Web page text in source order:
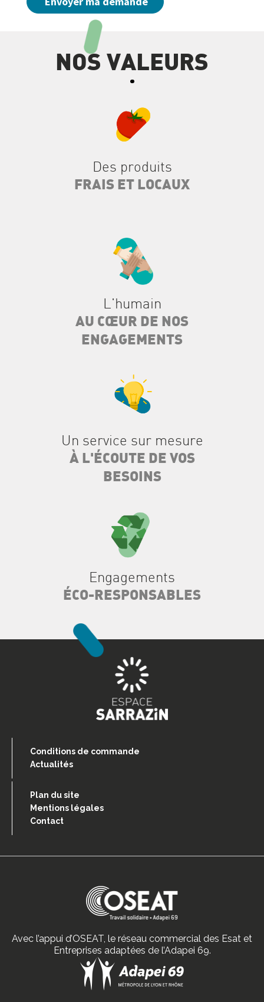
NOS VALEURS
Des produits
FRAIS ET LOCAUX
L'humain
AU CŒUR DE NOS
ENGAGEMENTS
Un service sur mesure
À L'ÉCOUTE DE VOS
BESOINS
Engagements
ÉCO-RESPONSABLES
Conditions de commande
Actualités
Plan du site
Mentions légales
Contact
Avec l’appui d’OSEAT, le réseau commercial des Esat et
Entreprises adaptées de l’Adapei 69.